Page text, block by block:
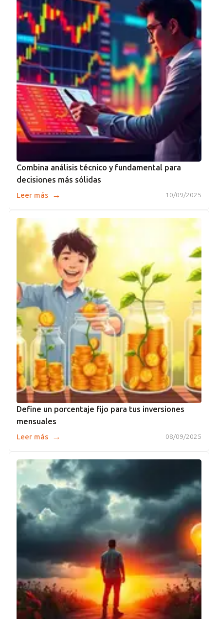
Combina análisis técnico y fundamental para
decisiones más sólidas
10/09/2025
Leer más →
Define un porcentaje fijo para tus inversiones
mensuales
08/09/2025
Leer más →